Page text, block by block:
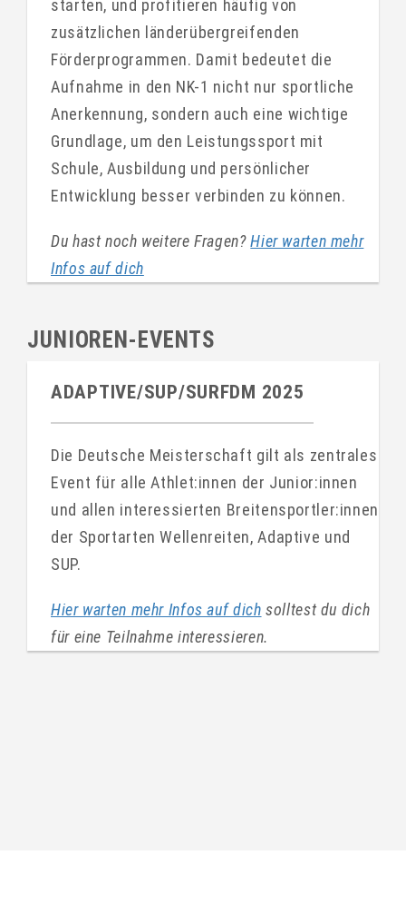
starten, und profitieren häufig von
zusätzlichen länderübergreifenden
Förderprogrammen. Damit bedeutet die
Aufnahme in den NK-1 nicht nur sportliche
Anerkennung, sondern auch eine wichtige
Grundlage, um den Leistungssport mit
Schule, Ausbildung und persönlicher
Entwicklung besser verbinden zu können.
Du hast noch weitere Fragen?Hier warten mehr
Infos auf dich
JUNIOREN-EVENTS
ADAPTIVE/SUP/SURFDM 2025
Die Deutsche Meisterschaft gilt als zentrales
Event für alle Athlet:innen der Junior:innen
und allen interessierten Breitensportler:innen
der Sportarten Wellenreiten, Adaptive und
SUP.
Hier warten mehr Infos auf dich solltest du dich
für eine Teilnahme interessieren.